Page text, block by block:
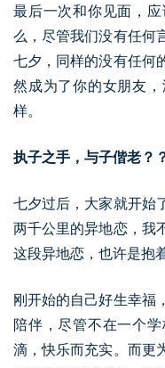
最后一次和你见面，
么，尽管我们没有任何
七夕，同样的没有任何
然成为了你的女朋友
样。
执子之手，与子偕老？
七夕过后，大家就开始
两千公里的异地恋，我
这段异地恋，也许是抱
刚开始的自己好生幸福
陪伴，尽管不在一个
滴，快乐而充实。而更